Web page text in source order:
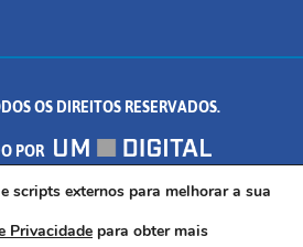
ferramentas
OS DIREITOS RESERVADOS.
POR
328 - PALMEIRAS, FORMIGA/MG - CEP:
35.574.530
scripts externos para melhorar a sua
Privacidade para obter mais